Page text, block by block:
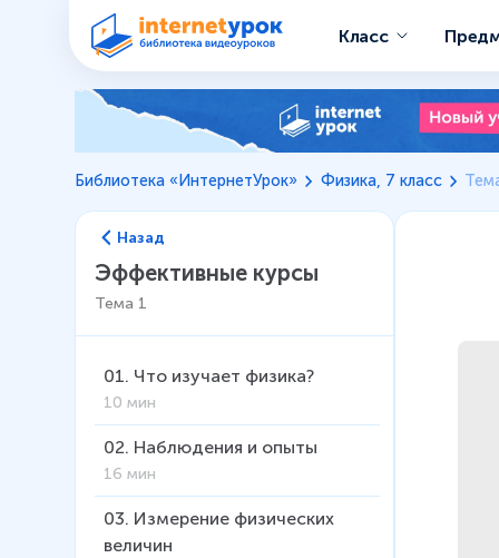
Класс
Библиотека «ИнтернетУрок» Физика, 7 класс
Назад
Эффективные курсы
Тема 1
01. Что изучает физика?
10 мин
02. Наблюдения и опыты
16 мин
03. Измерение физических
величин